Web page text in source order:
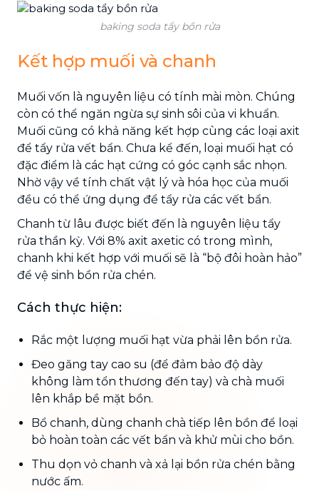
baking soda tẩy bồn rửa
Kết hợp muối và chanh
Muối vốn là nguyên liệu có tính mài mòn. Chúng
còn có thể ngăn ngừa sự sinh sôi của vi khuẩn.
Muối cũng có khả năng kết hợp cùng các loại axit
để tẩy rửa vết bẩn. Chưa kể đến, loại muối hạt có
đặc điểm là các hạt cứng có góc cạnh sắc nhọn.
Nhờ vậy về tính chất vật lý và hóa học của muối
đều có thể ứng dụng để tẩy rửa các vết bẩn.
Chanh từ lâu được biết đến là nguyên liệu tẩy
rửa thần kỳ. Với 8% axit axetic có trong mình,
chanh khi kết hợp với muối sẽ là “bộ đôi hoàn hảo”
để vệ sinh bồn rửa chén.
Cách thực hiện:
Rắc một lượng muối hạt vừa phải lên bồn rửa.
Đeo găng tay cao su (để đảm bảo độ dày
không làm tổn thương đến tay) và chà muối
lên khắp bề mặt bồn.
Bổ chanh, dùng chanh chà tiếp lên bồn để loại
bỏ hoàn toàn các vết bẩn và khử mùi cho bồn.
Thu dọn vỏ chanh và xả lại bồn rửa chén bằng
nước ấm.